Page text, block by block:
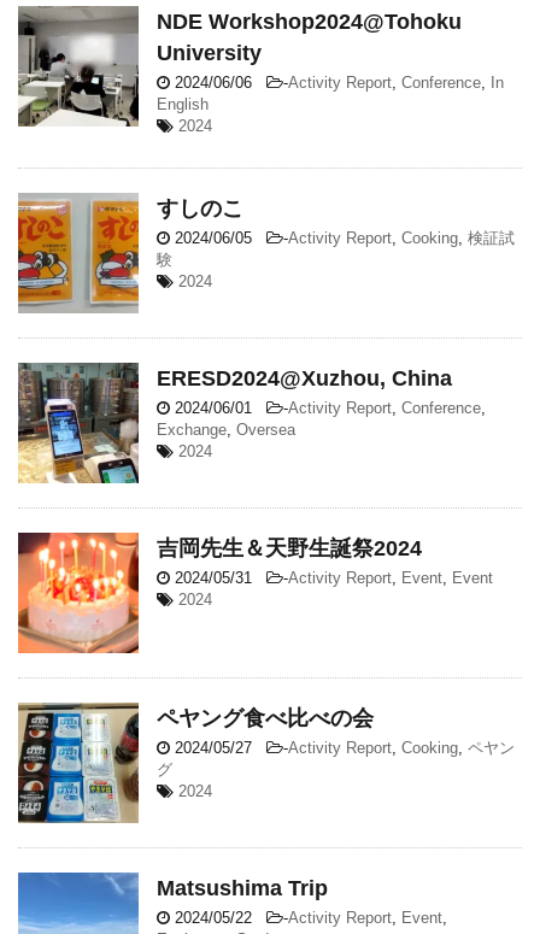
NDE Workshop2024@Tohoku
University
2024/06/06 -Activity Report, Conference,
In
English
2024
すしのこ
2024/06/05 -Activity Report, Cooking, 検証試
験
2024
ERESD2024@Xuzhou, China
2024/06/01 -Activity Report, Conference,
Exchange, Oversea
2024
吉岡先生＆天野生誕祭2024
2024/05/31 -Activity Report, Event, Event
2024
ペヤング食べ比べの会
2024/05/27 -Activity Report, Cooking, ペヤン
グ
2024
Matsushima Trip
2024/05/22 -Activity Report, Event,